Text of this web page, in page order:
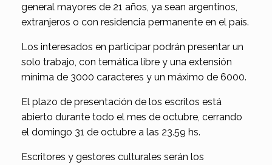
general mayores de 21 años, ya sean argentinos,
extranjeros o con residencia permanente en el país.
Los interesados en participar podrán presentar un
solo trabajo, con temática libre y una extensión
mínima de 3000 caracteres y un máximo de 6000.
El plazo de presentación de los escritos está
abierto durante todo el mes de octubre, cerrando
el domingo 31 de octubre a las 23.59 hs.
Escritores y gestores culturales serán los